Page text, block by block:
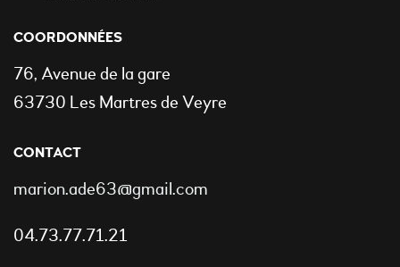
COORDONNÉES
76, Avenue de la gare
63730 Les Martres de Veyre
CONTACT
marion.ade63@gmail.com
04.73.77.71.21